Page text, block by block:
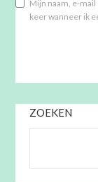
Mijn naam, e-
keer wanneer ik
ZOEKEN